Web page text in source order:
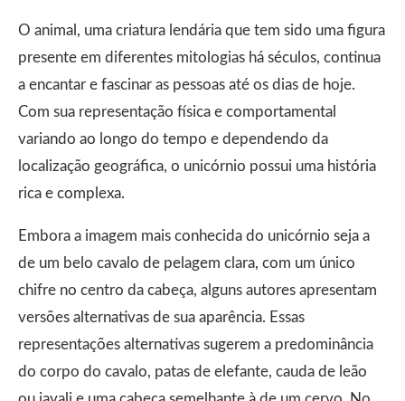
O animal, uma criatura lendária que tem sido uma figura
presente em diferentes mitologias há séculos, continua
a encantar e fascinar as pessoas até os dias de hoje.
Com sua representação física e comportamental
variando ao longo do tempo e dependendo da
localização geográfica, o unicórnio possui uma história
rica e complexa.
Embora a imagem mais conhecida do unicórnio seja a
de um belo cavalo de pelagem clara, com um único
chifre no centro da cabeça, alguns autores apresentam
versões alternativas de sua aparência. Essas
representações alternativas sugerem a predominância
do corpo do cavalo, patas de elefante, cauda de leão